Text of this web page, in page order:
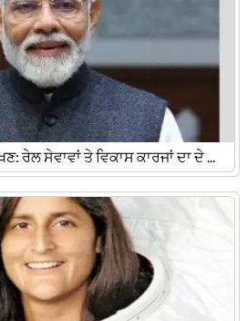
ਰੇਲ ਸੇਵਾਵਾਂ ਤੇ ਵਿਕਾਸ ਕਾਰਜਾਂ ਦਾ ਦੇ ...